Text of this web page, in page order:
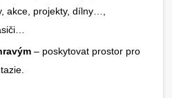
akce, projekty, dílny…,
– poskytovat prostor pro